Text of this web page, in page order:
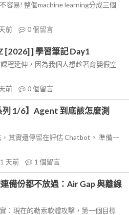
容易! 整個machine learning分成三個
前 0個留言
[2026] ] 學習筆記 Day1
程延伸，因為我個人想趁著育嬰假空
前 0個留言
列 1/6】Agent 到底該怎麼測
其實還停留在評估 Chatbot。 準備一
1 天前 1 個留言
備份都不放過：Air Gap 與離線
：現在的勒索軟體攻擊，第一個目標